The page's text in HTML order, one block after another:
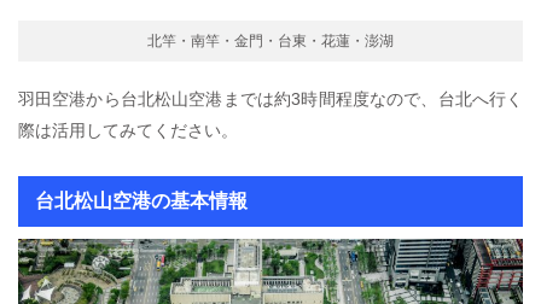
北竿・南竿・金門・台東・花蓮・澎湖
羽田空港から台北松山空港までは約3時間程度なので、台北へ行く
際は活用してみてください。
台北松山空港の基本情報